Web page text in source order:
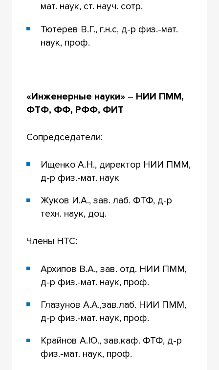
мат. наук, ст. науч. сотр.
Тютерев В.Г., г.н.с, д-р физ.-мат.
наук, проф.
«Инженерные науки» – НИИ ПММ,
ФТФ, ФФ, РФФ, ФИТ
Сопредседатели:
Ищенко А.Н., директор НИИ ПММ,
д-р физ.-мат. наук
Жуков И.А., зав. лаб. ФТФ, д-р
техн. наук, доц.
Члены НТС:
Архипов В.А., зав. отд. НИИ ПММ,
д-р физ.-мат. наук, проф.
Глазунов А.А.,зав.лаб. НИИ ПММ,
д-р физ.-мат. наук, проф.
Крайнов А.Ю., зав.каф. ФТФ, д-р
физ.-мат. наук, проф.